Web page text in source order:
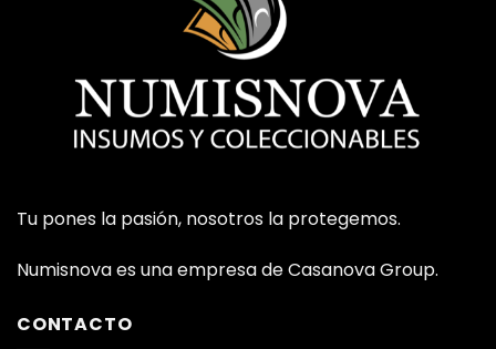
Tu pones la pasión, nosotros la protegemos.
Numisnova es una empresa de Casanova Group.
CONTACTO